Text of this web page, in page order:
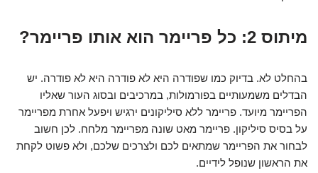
מיתוס 2: כל פריימר הוא אותו פריימר?
בהחלט לא. בדיוק כמו שפודרה היא לא פודרה היא לא פודרה. יש
הבדלים משמעותיים בפורמולות, במרכיבים ובסוג העור שאליו
הפריימר מיועד. פריימר ללא סיליקונים ירגיש ויפעל אחרת מפריימר
על בסיס סיליקון. פריימר מאט שונה מפריימר מלחח. לכן חשוב
לבחור את הפריימר שמתאים לכם ולצרכים שלכם, ולא פשוט לקחת
את הראשון שנופל לידיים.